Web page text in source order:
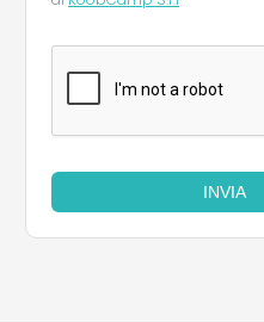
INVIA